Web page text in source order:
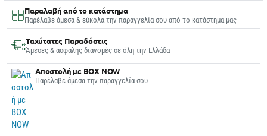
Παραλαβή από το κατάστημα
Παρέλαβε άμεσα & εύκολα την παραγγελία σου από το κατάστημα μας
Ταχύτατες Παραδόσεις
Άμεσες & ασφαλής διανομές σε όλη την Ελλάδα
Αποστολή με BOX NOW
Παρέλαβε άμεσα την παραγγελία σου